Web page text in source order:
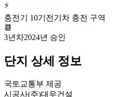
⚡
충전기 10기 전기차 충전 구역
📆
3년차2024년 승인
단지 상세 정보
국토교통부 제공
시공사(주)대우건설